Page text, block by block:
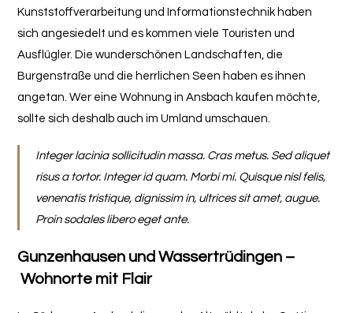
Kunststoffverarbeitung und Informationstechnik haben
sich angesiedelt und es kommen viele Touristen und
Ausflügler. Die wunderschönen Landschaften, die
Burgenstraße und die herrlichen Seen haben es ihnen
angetan. Wer eine Wohnung in Ansbach kaufen möchte,
sollte sich deshalb auch im Umland umschauen.
Integer lacinia sollicitudin massa. Cras metus. Sed aliquet
risus a tortor. Integer id quam. Morbi mi. Quisque nisl felis,
venenatis tristique, dignissim in, ultrices sit amet, augue.
Proin sodales libero eget ante.
Gunzenhausen und Wassertrüdingen –
Wohnorte mit Flair